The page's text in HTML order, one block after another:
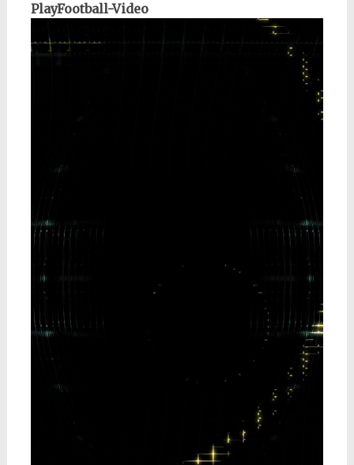
PlayFootball-Video